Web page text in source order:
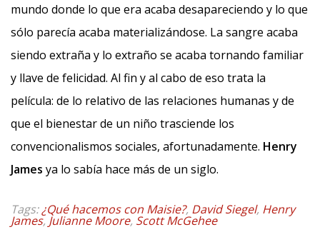
mundo donde lo que era acaba desapareciendo y lo que
sólo parecía acaba materializándose. La sangre acaba
siendo extraña y lo extraño se acaba tornando familiar
y llave de felicidad. Al fin y al cabo de eso trata la
película: de lo relativo de las relaciones humanas y de
que el bienestar de un niño trasciende los
convencionalismos sociales, afortunadamente. Henry
James ya lo sabía hace más de un siglo.
Tags:¿Qué hacemos con Maisie?, David Siegel, Henry
James, Julianne Moore, Scott McGehee